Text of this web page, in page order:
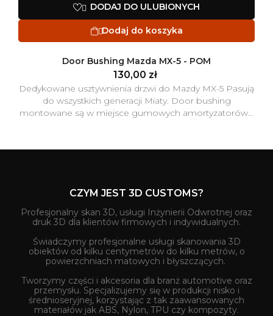
 DODAJ DO ULUBIONYCH
Dodaj do koszyka
Door Bushing Mazda MX-5 - POM
130,00 zł
Dedykowane usztywnienia drzwi do Mazdy MX-5 Pasują
do wszystkich generacji Miaty. Door bushing
montowane są w miejsce gumowych amortyzatorów...
CZYM JEST 3D CUSTOMS?
Profesjonalny skan 3D, usługi Inżynierii Odwrotnej oraz
druk 3D dla klientów firmowych i indywidualnych.
Świadczymy profesjonalne usługi skanowania 3D
obiektów od kilku centymetrów do kilku metrów, o
powierzchniach matowych i błyszczących.
Tworzymy części i akcesoria dla branż automotive oraz
przemysłu. Specjalizujemy się w produkcji nisko i
średnioseryjnej, korzystając z tak zaawansowanych
materiałów jak ABS, Nylon, TPU czy kompozyty.